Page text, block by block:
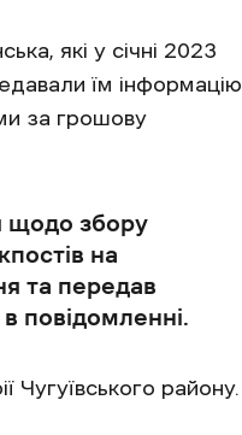
які у січні 2023
їм інформацію
за грошову
щодо збору
на
та передав
повідомленні.
Чугуївського району.